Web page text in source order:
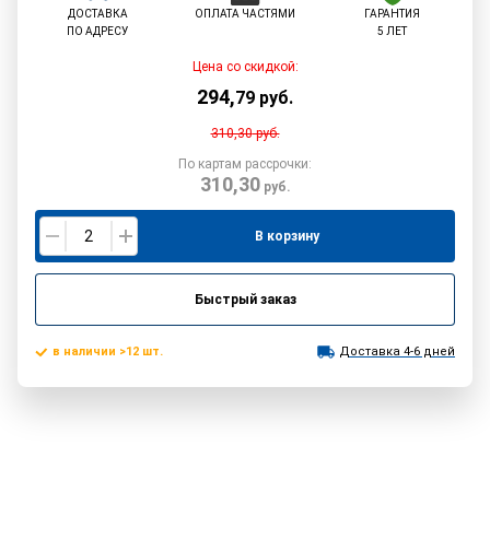
ДОСТАВКА
ПО АДРЕСУ
ОПЛАТА ЧАСТЯМИ
ГАРАНТИЯ
5 ЛЕТ
Цена со скидкой:
294,79 руб.
310,30руб.
По картам рассрочки:
310,30руб.
В корзину
Быстрый заказ
в наличии >12 шт. Доставка 4-6 дней